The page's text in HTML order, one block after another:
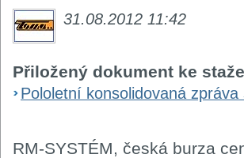
31.08.2012 11:42
Přiložený dokument ke
Pololetní konsolidovaná
RM-SYSTÉM, česká burza